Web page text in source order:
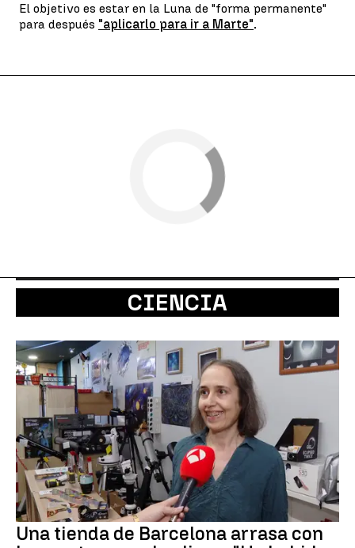
El objetivo es estar en la Luna de "forma permanente"
para después "aplicarlo para ir a Marte".
CIENCIA
Una tienda de Barcelona arrasa con